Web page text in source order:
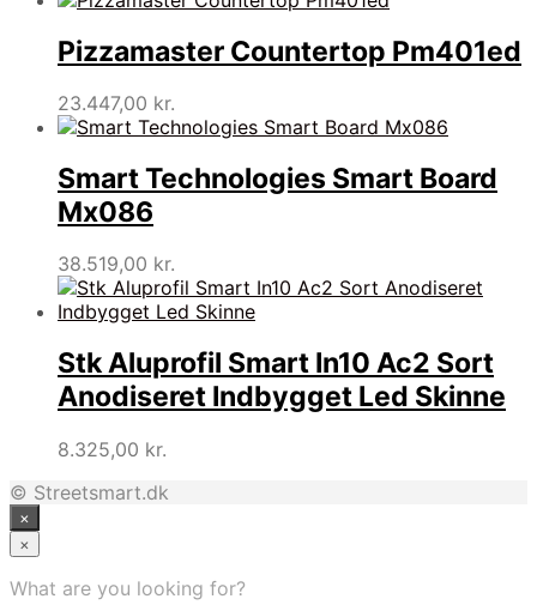
Pizzamaster Countertop Pm401ed
23.447,00 kr.
Smart Technologies Smart Board
Mx086
38.519,00 kr.
Stk Aluprofil Smart In10 Ac2 Sort
Anodiseret Indbygget Led Skinne
8.325,00 kr.
© Streetsmart.dk
×
×
What are you looking for?